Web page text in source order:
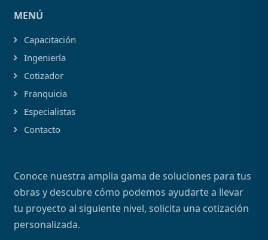
MENÚ
Capacitación
Ingeniería
Cotizador
Franquicia
Especialistas
Contacto
Conoce nuestra amplia gama de soluciones para tus
obras y descubre cómo podemos ayudarte a llevar
tu proyecto al siguiente nivel, solicita una cotización
personalizada.